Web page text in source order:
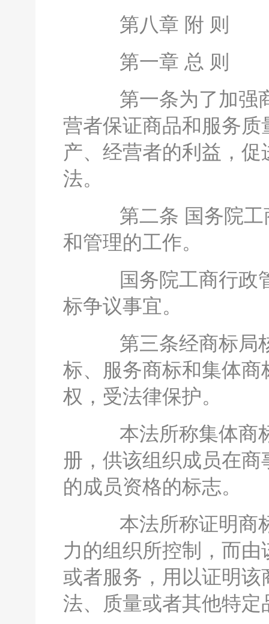
第八章 附 则
第一章 总 则
第一条为了加强
营者保证商品和服务
产、经营者的利益，
法。
第二条 国务院工
和管理的工作。
国务院工商行政
标争议事宜。
第三条经商标局
标、服务商标和集体
权，受法律保护。
本法所称集体商
册，供该组织成员在
的成员资格的标志。
本法所称证明商
力的组织所控制，而
或者服务，用以证明
法、质量或者其他特